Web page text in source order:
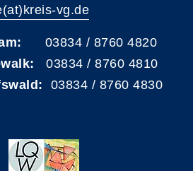
vg.de
03834 / 8760 4820
03834 / 8760 4810
03834 / 8760 4830